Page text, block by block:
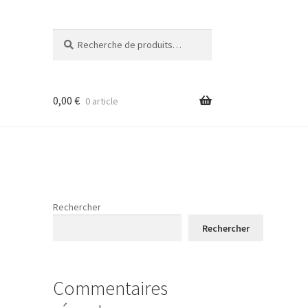
pour :
0,00 € 0 article
Rechercher
Rechercher
Commentaires